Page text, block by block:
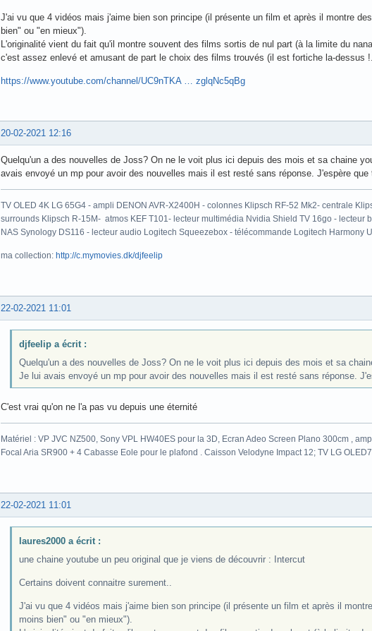
J'ai vu que 4 vidéos mais j'aime bien son principe (il présente un film et après il montre
bien" ou "en mieux").
L'originalité vient du fait qu'il montre souvent des films sortis de nul part (à la limite du
c'est assez enlevé et amusant de part le choix des films trouvés (il est fortiche la-dessus
https://www.youtube.com/channel/UC9nTKA … zglqNc5qBg
20-02-2021 12:16
Quelqu'un a des nouvelles de Joss? On ne le voit plus ici depuis des mois et sa chaine
avais envoyé un mp pour avoir des nouvelles mais il est resté sans réponse. J'espère que
TV OLED 4K LG 65G4 - ampli DENON AVR-X2400H - colonnes Klipsch RF-52 Mk2- centrale
surrounds Klipsch R-15M- atmos KEF T101- lecteur multimédia Nvidia Shield TV 16go - lecteur
NAS Synology DS116 - lecteur audio Logitech Squeezebox - télécommande Logitech Harmony
ma collection: http://c.mymovies.dk/djfeelip
22-02-2021 11:01
djfeelip a écrit :
Quelqu'un a des nouvelles de Joss? On ne le voit plus ici depuis des mois et sa
Je lui avais envoyé un mp pour avoir des nouvelles mais il est resté sans réponse.
C'est vrai qu'on ne l'a pas vu depuis une éternité
Matériel : VP JVC NZ500, Sony VPL HW40ES pour la 3D, Ecran Adeo Screen Plano 300cm ,
Focal Aria SR900 + 4 Cabasse Eole pour le plafond . Caisson Velodyne Impact 12; TV LG
22-02-2021 11:01
laures2000 a écrit :
une chaine youtube un peu original que je viens de découvrir : Intercut
Certains doivent connaitre surement..
J'ai vu que 4 vidéos mais j'aime bien son principe (il présente un film et après il
moins bien" ou "en mieux").